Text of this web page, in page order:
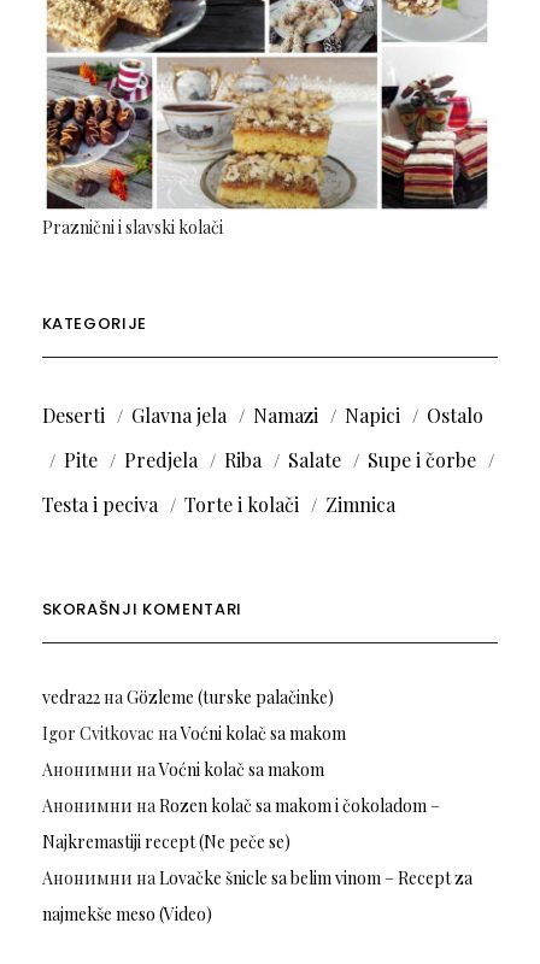
Praznični i slavski kolači
KATEGORIJE
Deserti Glavna jela Namazi Napici
Ostalo
Pite
Predjela Riba Salate
Supe i čorbe
Testa i peciva
Torte i kolači Zimnica
SKORAŠNJI KOMENTARI
vedra22наGözleme (turske palačinke)
Igor Cvitkovac наVoćni kolač sa makom
Анонимни наVoćni kolač sa makom
Анонимни наRozen kolač sa makom i čokoladom –
Najkremastiji recept (Ne peče se)
Анонимни наLovačke šnicle sa belim vinom – Recept za
najmekše meso (Video)